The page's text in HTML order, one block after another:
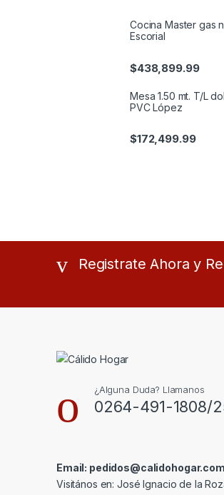
Cocina Master gas
Escorial
$438,899.99
Mesa 1.50 mt. T/L
PVC López
$172,499.99
Registrate Ahora y
¿Alguna Duda? Llamanos
0264-491-1808/
Email:
Visitános en: José Ignacio de la